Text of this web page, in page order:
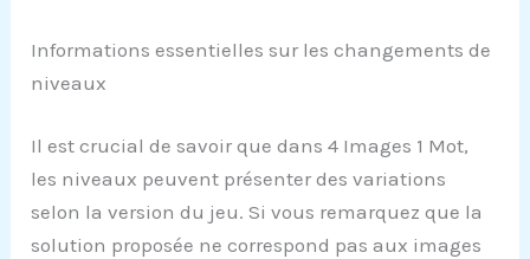
Informations essentielles sur les changements de
niveaux
Il est crucial de savoir que dans 4 Images 1 Mot,
les niveaux peuvent présenter des variations
selon la version du jeu. Si vous remarquez que la
solution proposée ne correspond pas aux images